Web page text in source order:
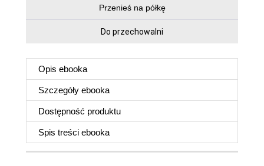
Przenieś na półkę
Do przechowalni
Opis ebooka
Szczegóły ebooka
Dostępność produktu
Spis treści ebooka